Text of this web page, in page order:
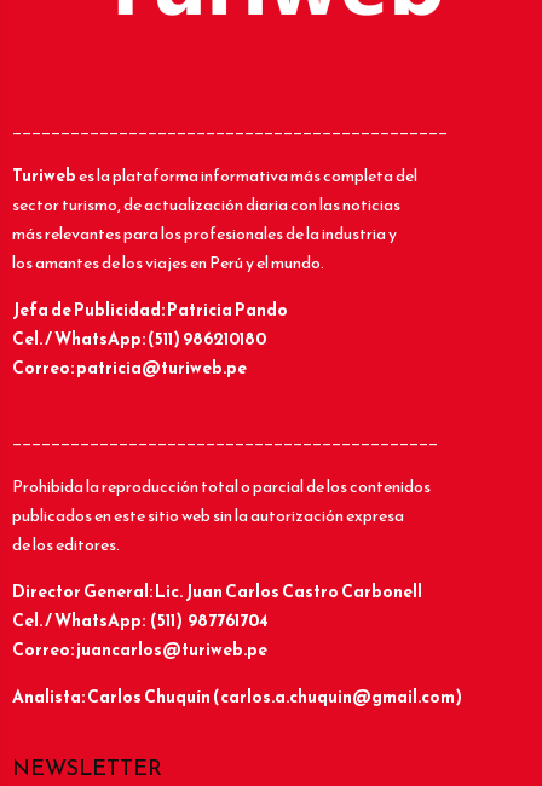
_____________________________________________
Turiwebes la plataforma informativa más completa del
sector turismo, de actualización diaria con las noticias
más relevantes para los profesionales de la industria y
los amantes de los viajes en Perú y el mundo.
Jefa de Publicidad: Patricia Pando
Cel. / WhatsApp: (511) 986210180
Correo: patricia@turiweb.pe
____________________________________________
Prohibida la reproducción total o parcial de los contenidos
publicados en este sitio web sin la autorización expresa
de los editores.
Director General: Lic.Juan Carlos Castro Carbonell
Cel. / WhatsApp: (511) 987761704
Correo: juancarlos@turiweb.pe
Analista: Carlos Chuquín (carlos.a.chuquin@gmail.com)
NEWSLETTER